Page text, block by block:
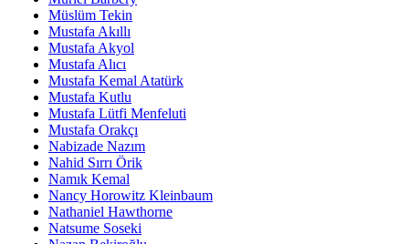
Müslüm Tekin
Mustafa Akıllı
Mustafa Akyol
Mustafa Alıcı
Mustafa Kemal Atatürk
Mustafa Kutlu
Mustafa Lütfi Menfeluti
Mustafa Orakçı
Nabizade Nazım
Nahid Sırrı Örik
Namık Kemal
Nancy Horowitz Kleinbaum
Nathaniel Hawthorne
Natsume Soseki